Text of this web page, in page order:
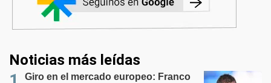
Noticias más leídas
Giro en el mercado europeo: Franco